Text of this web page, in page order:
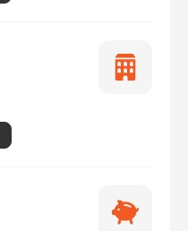
Tylko
Najlepsza